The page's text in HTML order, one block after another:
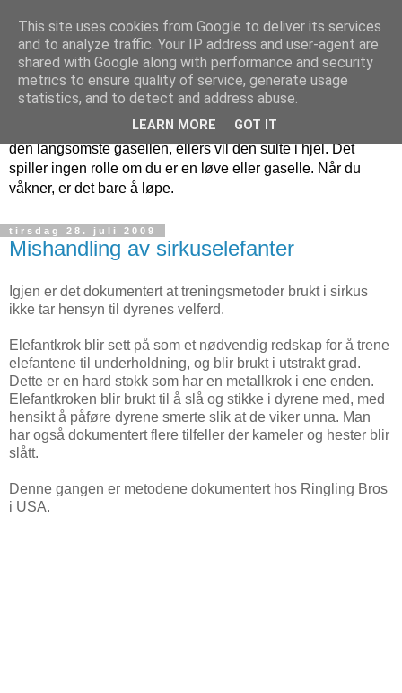
etologi.no
Hver morgen våkner en gaselle. Den vet at den må løpe
raskere enn den raskeste løven, ellers blir den drept. Hver
morgen våkner en løve. Den vet at den må løpe raskere enn
den langsomste gasellen, ellers vil den sulte i hjel. Det
spiller ingen rolle om du er en løve eller gaselle. Når du
våkner, er det bare å løpe.
tirsdag 28. juli 2009
Mishandling av sirkuselefanter
Igjen er det dokumentert at treningsmetoder brukt i sirkus
ikke tar hensyn til dyrenes velferd.
Elefantkrok blir sett på som et nødvendig redskap for å trene
elefantene til underholdning, og blir brukt i utstrakt grad.
Dette er en hard stokk som har en metallkrok i ene enden.
Elefantkroken blir brukt til å slå og stikke i dyrene med, med
hensikt å påføre dyrene smerte slik at de viker unna. Man
har også dokumentert flere tilfeller der kameler og hester blir
slått.
Denne gangen er metodene dokumentert hos Ringling Bros
i USA.
This site uses cookies from Google to deliver its services
and to analyze traffic. Your IP address and user-agent are
shared with Google along with performance and security
metrics to ensure quality of service, generate usage
statistics, and to detect and address abuse.
LEARN MORE GOT IT